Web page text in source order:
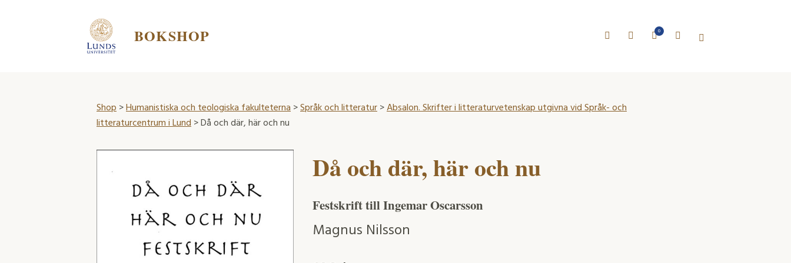
BOKSHOP 0
Shop>Humanistiska och teologiska fakulteterna>Språk och litteratur>Absalon. Skrifter i litteraturvetenskap utgivna vid Språk- och
litteraturcentrum i Lund> Då och där, här och nu
Då och där, här och nu
Festskrift till Ingemar Oscarsson
Magnus Nilsson